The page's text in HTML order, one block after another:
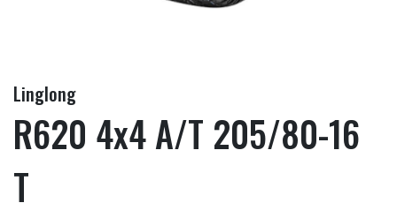
Linglong
R620 4x4 A/T 205/80-16
T